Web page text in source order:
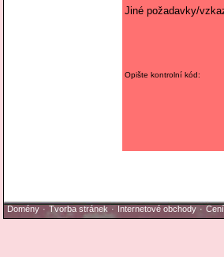
Jiné požadavky/
Opište kontrolní kód:
Domény · Tvorba stránek · Internetové obchody ·